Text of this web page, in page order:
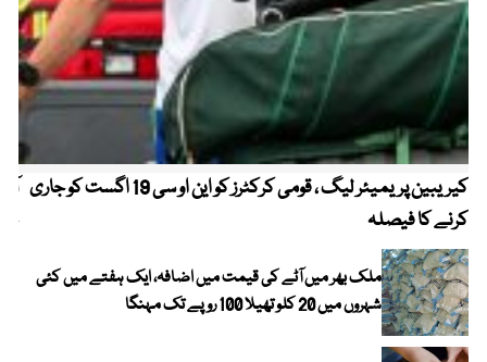
کیریبین پریمیئر لیگ ، قومی کرکٹرز کو این او سی 19 اگست کو جاری
کرنے کا فیصلہ
ملک بھر میں آٹے کی قیمت میں اضافہ، ایک ہفتے میں کئی
شہروں میں 20 کلو تھیلا 100 روپے تک مہنگا